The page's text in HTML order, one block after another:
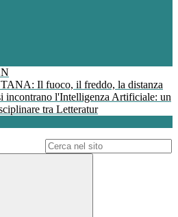
Il fuoco, il freddo, la distanza
incontrano l'Intelligenza Artificiale: un
tra Letteratur